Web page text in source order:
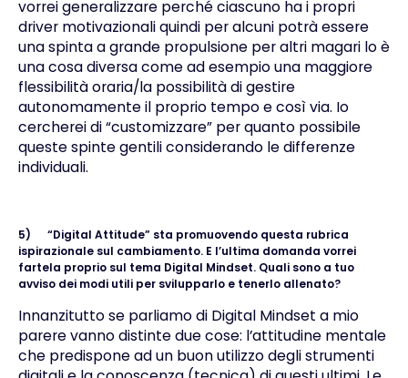
vorrei generalizzare perché ciascuno ha i propri
driver motivazionali quindi per alcuni potrà essere
una spinta a grande propulsione per altri magari lo è
una cosa diversa come ad esempio una maggiore
flessibilità oraria/la possibilità di gestire
autonomamente il proprio tempo e così via. Io
cercherei di “customizzare” per quanto possibile
queste spinte gentili considerando le differenze
individuali.
5)
“Digital Attitude” sta promuovendo questa rubrica
ispirazionale sul cambiamento. E l’ultima domanda vorrei
fartela proprio sul tema Digital Mindset. Quali sono a tuo
avviso dei modi utili per svilupparlo e tenerlo allenato?
Innanzitutto se parliamo di Digital Mindset a mio
parere vanno distinte due cose: l’attitudine mentale
che predispone ad un buon utilizzo degli strumenti